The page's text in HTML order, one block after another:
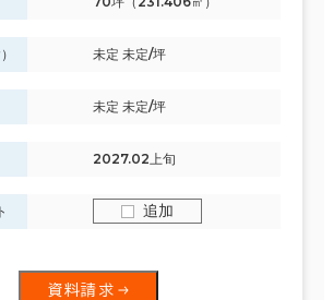
未定 未定/坪
未定 未定/坪
2027.02上旬
追加
資料請求